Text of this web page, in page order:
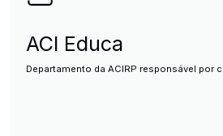
ACI Educa
Departamento da ACIRP responsável por